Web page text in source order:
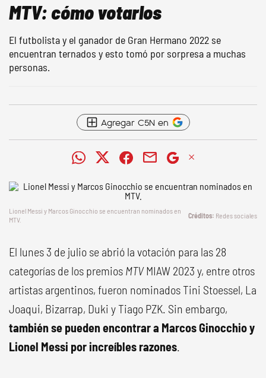
MTV: cómo votarlos
El futbolista y el ganador de Gran Hermano 2022 se
encuentran ternados y esto tomó por sorpresa a muchas
personas.
Agregar C5N en
Lionel Messi y Marcos Ginocchio se encuentran nominados en
MTV.
Redes sociales
El lunes 3 de julio se abrió la votación para las 28
categorías de los premios MTVMIAW 2023 y, entre otros
artistas argentinos, fueron nominados Tini Stoessel, La
Joaqui, Bizarrap, Duki y Tiago PZK. Sin embargo,
también se pueden encontrar a Marcos Ginocchio y
Lionel Messi por increíbles razones.